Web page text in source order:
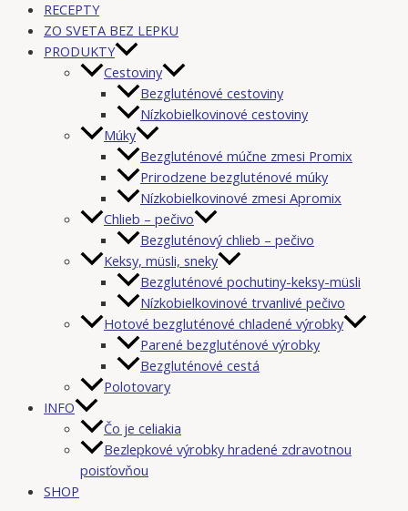
RECEPTY
ZO SVETA BEZ LEPKU
PRODUKTY
Cestoviny
Bezgluténové cestoviny
Nízkobielkovinové cestoviny
Múky
Bezgluténové múčne zmesi Promix
Prirodzene bezgluténové múky
Nízkobielkovinové zmesi Apromix
Chlieb – pečivo
Bezgluténový chlieb – pečivo
Keksy, müsli, sneky
Bezgluténové pochutiny-keksy-müsli
Nízkobielkovinové trvanlivé pečivo
Hotové bezgluténové chladené výrobky
Parené bezgluténové výrobky
Bezgluténové cestá
Polotovary
INFO
Čo je celiakia
Bezlepkové výrobky hradené zdravotnou
poisťovňou
SHOP